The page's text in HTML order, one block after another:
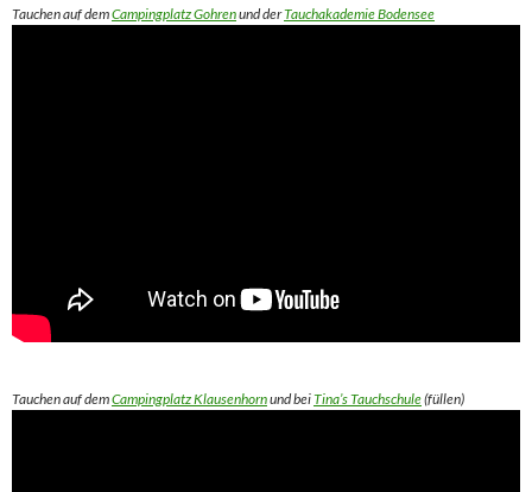
Tauchen auf demCampingplatz Gohrenund derTauchakademie Bodensee
Tauchen auf demCampingplatz Klausenhornund beiTina’s Tauchschule(füllen)